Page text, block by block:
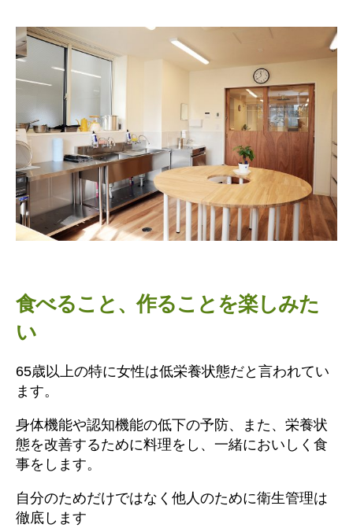
食べること、作ることを楽しみた
い
65歳以上の特に女性は低栄養状態だと言われてい
ます。
身体機能や認知機能の低下の予防、また、栄養状
態を改善するために料理をし、一緒においしく食
事をします。
自分のためだけではなく他人のために衛生管理は
徹底します